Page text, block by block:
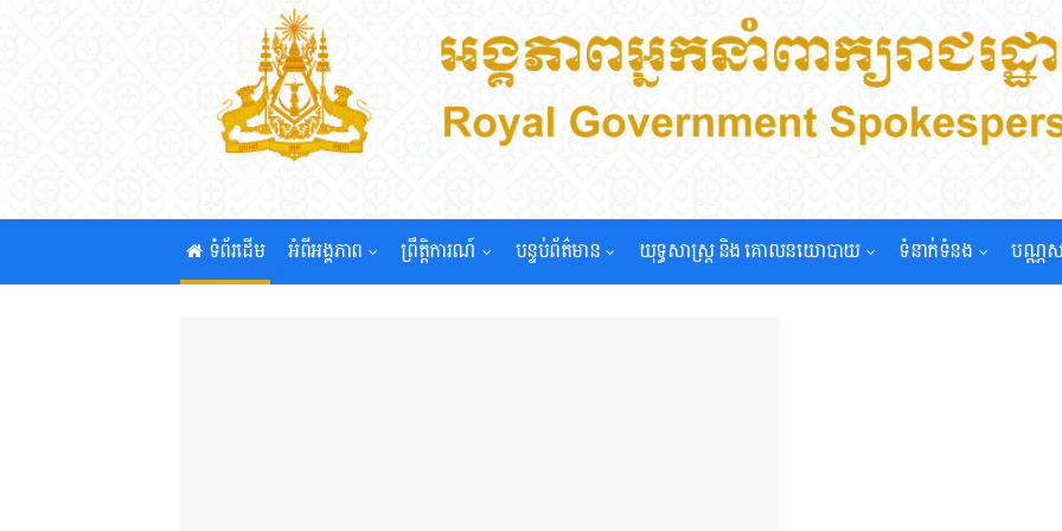
ទំព័រដើម អំពីអង្គភាព ព្រឹត្តិការណ៍ បន្ទប់ព័ត៌មាន យុទ្ធសាស្រ្ត និង គោលនយោបាយ ទំនាក់ទំនង បណ្ណស